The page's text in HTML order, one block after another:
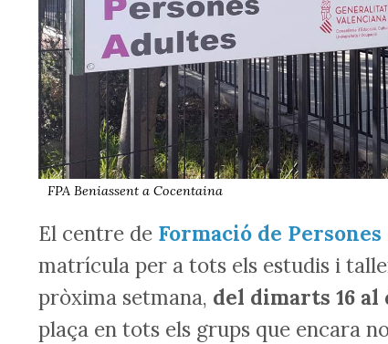
FPA Beniassent a Cocentaina
El centre de Formació de
matrícula per a tots els estudis i
pròxima setmana, del dimarts 16 al
plaça en tots els grups que encara